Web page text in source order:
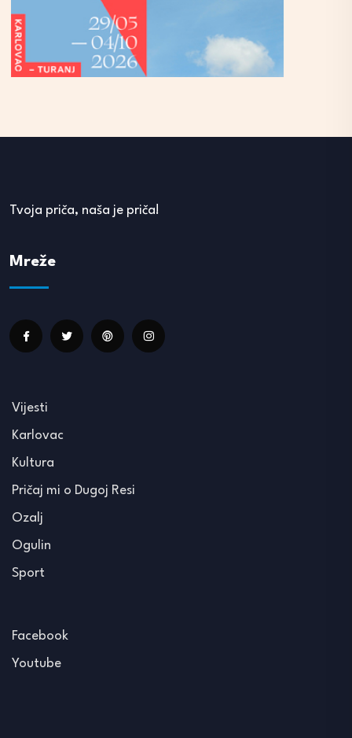
Tvoja priča, naša je priča!
Mreže
Vijesti
Karlovac
Kultura
Pričaj mi o Dugoj Resi
Ozalj
Ogulin
Sport
Facebook
Youtube